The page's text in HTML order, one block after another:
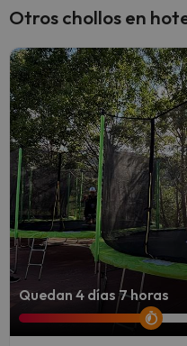
Otros chollos en
Quedan 4 días 7 horas